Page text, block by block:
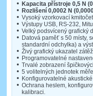
Kapacita přístroje 0,5 N
Rozlišení 0,0002 N
Vysoký vzorkovací
Výstupy USB, RS-232,
Velký podsvícený grafický
Datová paměť s 50 místy,
standardní odchylka) a
Živý grafický ukazatel
Programovatelné
Trvalé zobrazení
5 volitelných jednotek
Konfigurovatelné
Ochrana heslem,
kalibraci.